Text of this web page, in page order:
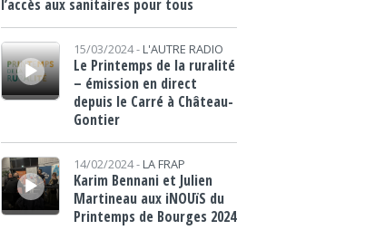
l’accès aux sanitaires pour tous
Lecteur audio
15/03/2024 - L'AUTRE RADIO
Le Printemps de la ruralité
– émission en direct
depuis le Carré à Château-
Gontier
Lecteur audio
14/02/2024 - LA FRAP
Karim Bennani et Julien
Martineau aux iNOUïS du
Printemps de Bourges 2024